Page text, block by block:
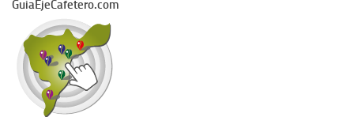
GuiaEjeCafetero.com